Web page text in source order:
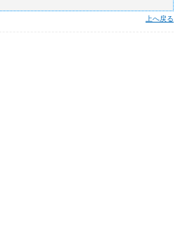
上へ戻る